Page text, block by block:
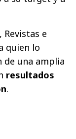
Revistas e
quien lo
de una amplia
resultados
.